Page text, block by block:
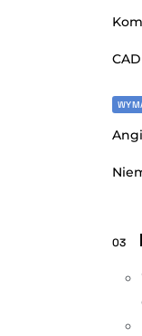
CAD
03